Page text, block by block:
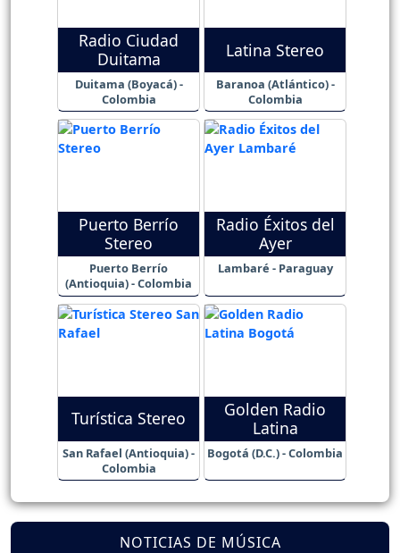
Radio Ciudad
Duitama
Duitama (Boyacá) -
Colombia
Latina Stereo
Baranoa (Atlántico) -
Colombia
Puerto Berrío
Stereo
Puerto Berrío
(Antioquia) - Colombia
Radio Éxitos del
Ayer
Lambaré - Paraguay
Turística Stereo
San Rafael (Antioquia) -
Colombia
Golden Radio
Latina
Bogotá (D.C.) - Colombia
NOTICIAS DE MÚSICA